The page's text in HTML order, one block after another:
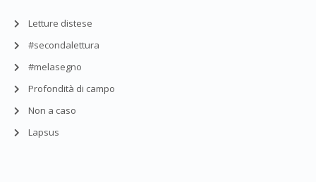
Letture distese
#secondalettura
#melasegno
Profondità di campo
Non a caso
Lapsus